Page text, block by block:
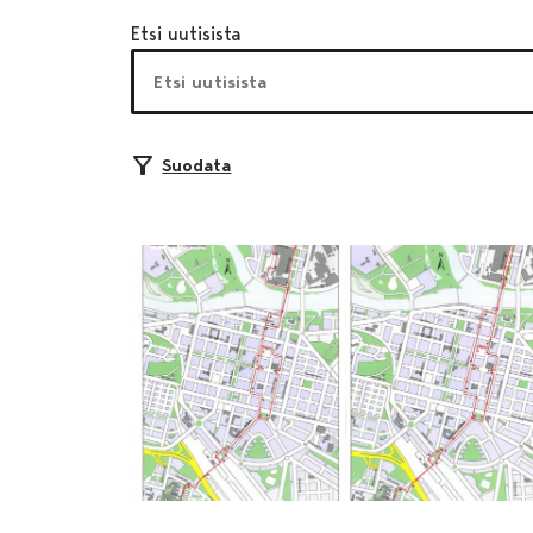
Etsi uutisista
Suodata